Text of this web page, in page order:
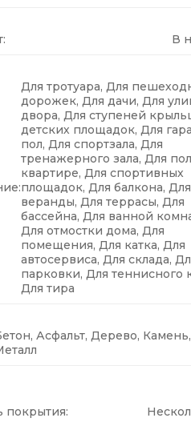
В
Для тротуара, Для
дорожек, Для дачи, Для
двора, Для ступеней
детских площадок, Для
пол, Для спортзала, Для
тренажерного зала, Для
квартире, Для спортивных
площадок, Для балкона, Для
веранды, Для террасы, Для
бассейна, Для ванной
Для отмостки дома, Для
помещения, Для катка, Для
автосервиса, Для склада,
парковки, Для теннисного
Для тира
Асфальт, Дерево, Камень,
покрытия: